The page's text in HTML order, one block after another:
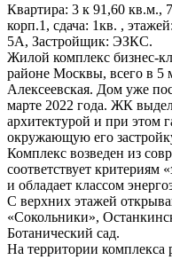
Квартира: 3 к 91,60 кв.м.,
корп.1, сдача: 1кв. ,
5А, Застройщик: ЭЗКС.
Жилой комплекс бизнес-
районе Москвы, всего в 5
Алексеевская. Дом уже
марте 2022 года. ЖК
архитектурой и при этом
окружающую его
Комплекс возведен из
соответствует
и обладает классом
С верхних этажей
«Сокольники»,
Ботанический сад.
На территории комплекса